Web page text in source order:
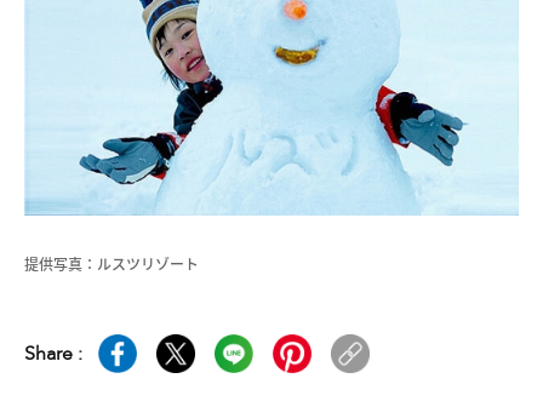
提供写真：ルスツリゾート
Share :